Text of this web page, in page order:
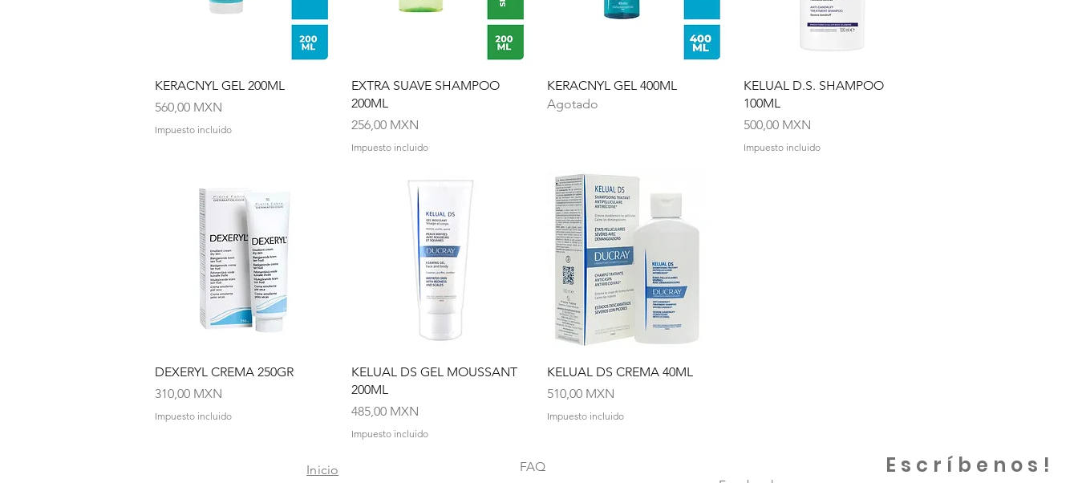
Vista rápida
KERACNYL GEL 200ML
Precio
560,00 MXN
Impuesto incluido
Vista rápida
EXTRA SUAVE SHAMPOO
200ML
Precio
256,00 MXN
Impuesto incluido
Vista rápida
KERACNYL GEL 400ML
Agotado
Vista rápida
KELUAL D.S. SHAMPOO
100ML
Precio
500,00 MXN
Impuesto incluido
Vista rápida
DEXERYL CREMA 250GR
Precio
310,00 MXN
Impuesto incluido
Vista rápida
KELUAL DS GEL MOUSSANT
200ML
Precio
485,00 MXN
Impuesto incluido
Vista rápida
KELUAL DS CREMA 40ML
Precio
510,00 MXN
Impuesto incluido
Inicio
FAQ
Escríbenos!